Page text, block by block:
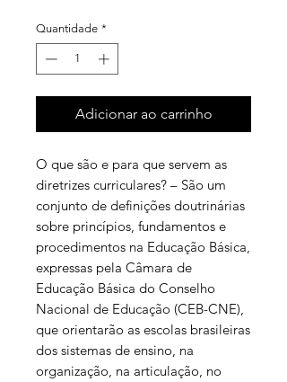
Quantidade *
Adicionar ao carrinho
O que são e para que servem as
diretrizes curriculares? – São um
conjunto de definições doutrinárias
sobre princípios, fundamentos e
procedimentos na Educação Básica,
expressas pela Câmara de
Educação Básica do Conselho
Nacional de Educação (CEB-CNE),
que orientarão as escolas brasileiras
dos sistemas de ensino, na
organização, na articulação, no